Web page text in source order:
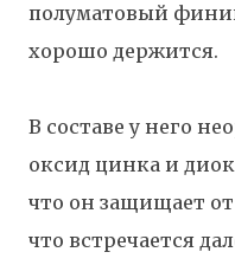
полуматовый
хорошо держится.
В составе у него
оксид цинка и
что он защищает от
что встречается